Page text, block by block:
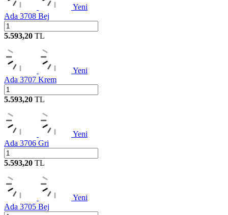
Yeni
Ada 3708 Bej
5.593,20 TL
Yeni
Ada 3707 Krem
5.593,20 TL
Yeni
Ada 3706 Gri
5.593,20 TL
Yeni
Ada 3705 Bej